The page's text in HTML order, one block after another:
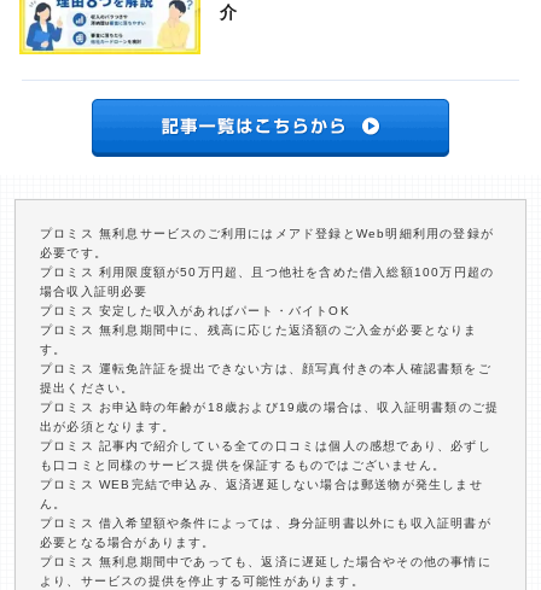
介
プロミス 無利息サービスのご利用にはメアド登録とWeb明細利用の登録が
必要です。
プロミス 利用限度額が50万円超、且つ他社を含めた借入総額100万円超の
場合収入証明必要
プロミス 安定した収入があればパート・バイトOK
プロミス 無利息期間中に、残高に応じた返済額のご入金が必要となりま
す。
プロミス 運転免許証を提出できない方は、顔写真付きの本人確認書類をご
提出ください。
プロミス お申込時の年齢が18歳および19歳の場合は、収入証明書類のご提
出が必須となります。
プロミス 記事内で紹介している全ての口コミは個人の感想であり、必ずし
も口コミと同様のサービス提供を保証するものではございません。
プロミス WEB完結で申込み、返済遅延しない場合は郵送物が発生しませ
ん。
プロミス 借入希望額や条件によっては、身分証明書以外にも収入証明書が
必要となる場合があります。
プロミス 無利息期間中であっても、返済に遅延した場合やその他の事情に
より、サービスの提供を停止する可能性があります。